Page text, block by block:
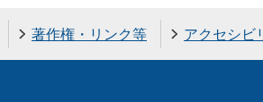
著作権・リンク等 アクセシビ